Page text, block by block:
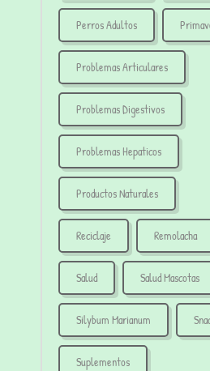
Perros Adultos
Problemas Articulares
Problemas Digestivos
Problemas Hepaticos
Productos Naturales
Reciclaje Remolacha
Salud Salud Mascotas
Silybum Marianum
Suplementos